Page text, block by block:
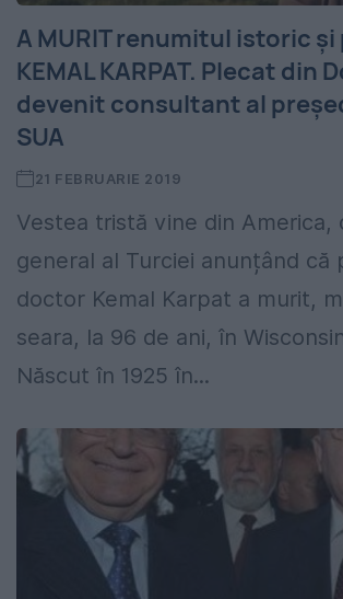
A MURIT renumitul istoric
KEMAL KARPAT. Plecat din
devenit consultant al
SUA
21 FEBRUARIE 2019
Vestea tristă vine din America,
general al Turciei anunțând că
doctor Kemal Karpat a murit,
seara, la 96 de ani, în
Născut în 1925 în...